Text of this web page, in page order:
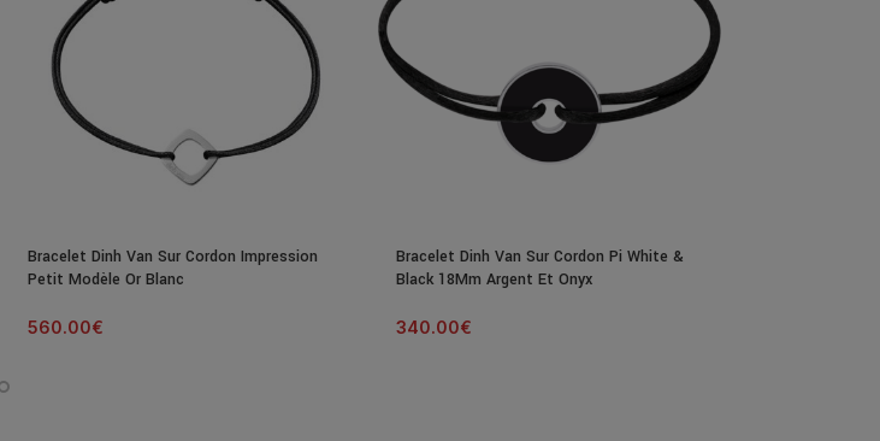
Bracelet Dinh Van Sur Cordon Impression
Petit Modèle Or Blanc
560.00€
Bracelet Dinh Van Sur Cordon Pi White &
Black 18Mm Argent Et Onyx
340.00€